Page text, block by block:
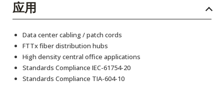
应用
Data center cabling / patch cords
FTTx fiber distribution hubs
High density central office applications
Standards Compliance IEC-61754-20
Standards Compliance TIA-604-10